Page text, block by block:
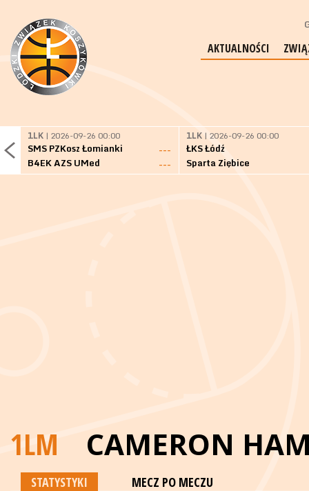
AKTUALNOŚCI
1LK | 2026-09-26 00:00
SMS PZKosz Łomianki
---
B4EK AZS UMed
---
1LK | 2026-09-26 00:00
ŁKS Łódź
Sparta Ziębice
1LM CAMERON
STATYSTYKI MECZ PO MECZU